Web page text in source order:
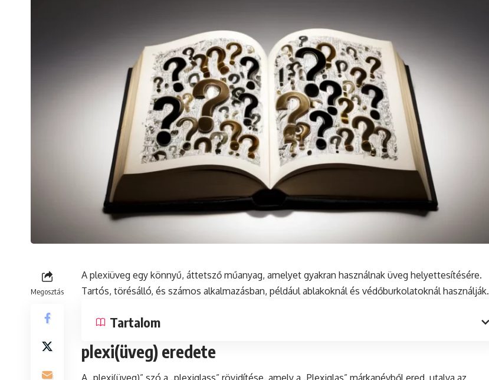
Megosztás
A plexiüveg egy könnyű, áttetsző műanyag, amelyet gyakran használnak üveg helyettesítésére.
Tartós, törésálló, és számos alkalmazásban, például ablakoknál és védőburkolatoknál használják.
Tartalom
plexi(üveg) eredete